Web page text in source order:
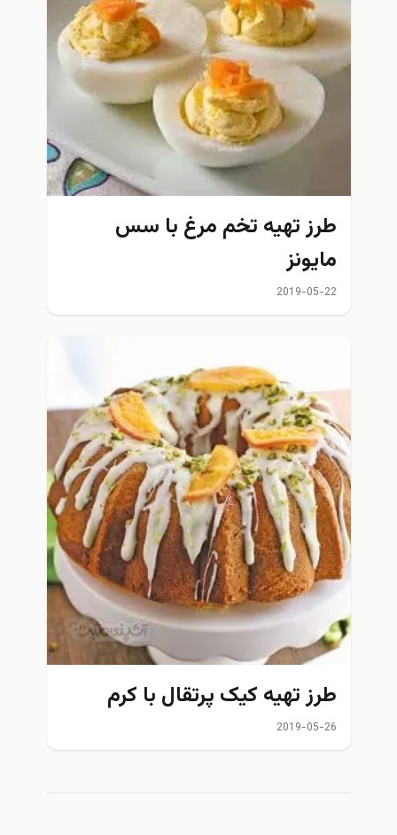
طرز تهیه تخم مرغ با سس
مایونز
2019-05-22
طرز تهیه کیک پرتقال با کرم
2019-05-26